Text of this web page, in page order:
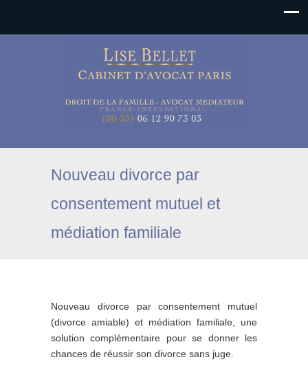
Nouveau divorce par
consentement mutuel et
médiation familiale
Nouveau divorce par consentement mutuel
(divorce amiable) et médiation familiale, une
solution complémentaire pour se donner les
chances de réussir son divorce sans juge.